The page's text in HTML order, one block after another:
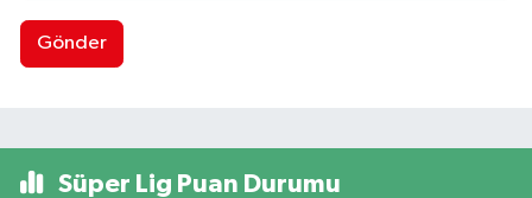
Gönder
Süper Lig Puan Durumu